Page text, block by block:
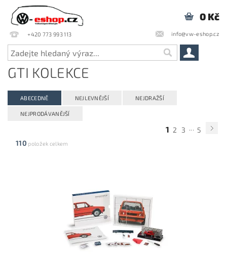
+420 773 993 113 info@vw-eshop.cz
0 Kč
GTI KOLEKCE
ABECEDNĚ NEJLEVNĚJŠÍ NEJDRAŽŠÍ
NEJPRODÁVANĚJŠÍ
1 2 3 ... 5
110 položek celkem